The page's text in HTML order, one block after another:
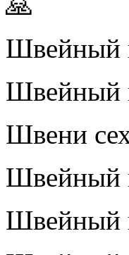
Швейный
Швейный
Швени
Швейный
Швейный